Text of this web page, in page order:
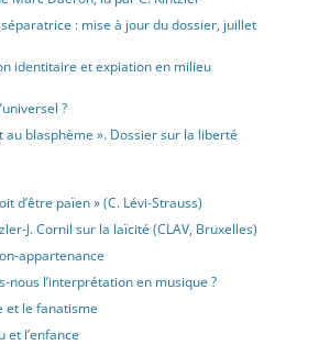
séparatrice : mise à jour du dossier, juillet
identitaire et expiation en milieu
?
au blasphème ». Dossier sur la liberté
d’être païen » (C. Lévi-Strauss)
J. Cornil sur la laïcité (CLAV, Bruxelles)
appartenance
nous l’interprétation en musique ?
et le fanatisme
et l’enfance